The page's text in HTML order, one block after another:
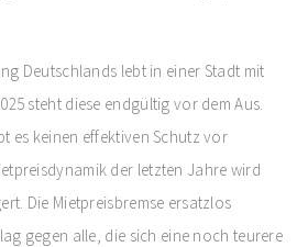
Deutschlands lebt in einer Stadt mit
steht diese endgültig vor dem Aus.
es keinen effektiven Schutz vor
der letzten Jahre wird
Die Mietpreisbremse ersatzlos
gegen alle, die sich eine noch teurere